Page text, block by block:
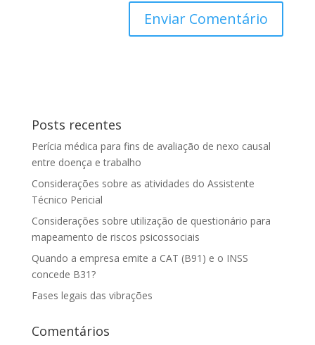
Posts recentes
Perícia médica para fins de avaliação de nexo causal
entre doença e trabalho
Considerações sobre as atividades do Assistente
Técnico Pericial
Considerações sobre utilização de questionário para
mapeamento de riscos psicossociais
Quando a empresa emite a CAT (B91) e o INSS
concede B31?
Fases legais das vibrações
Comentários